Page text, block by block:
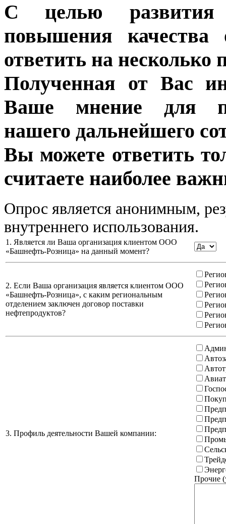
С целью развития
повышения качества
ответить на несколько
Полученная от Вас
Ваше мнение для
нашего дальнейшего
Вы можете ответить
считаете наиболее
Опрос является анонимным,
внутреннего использования.
1. Является ли Ваша организация клиентом ООО
«Башнефть-Розница» на данный момент?
2. Если Ваша организация является клиентом ООО
«Башнефть-Розница», с каким региональным
отделением заключен договор поставки
нефтепродуктов?
3. Профиль деятельности Вашей компании:
Прочие